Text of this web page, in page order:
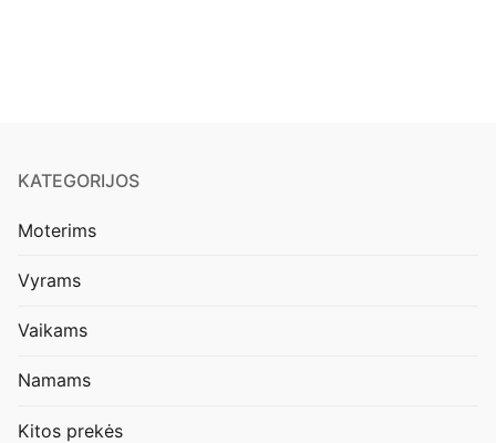
KATEGORIJOS
Moterims
Vyrams
Vaikams
Namams
Kitos prekės